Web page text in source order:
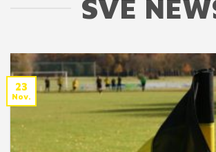
SVE
23
Nov.